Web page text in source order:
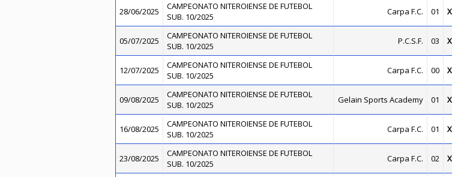
28/06/2025
CAMPEONATO NITEROIENSE DE FUTEBOL
SUB. 10/2025
Carpa F.C. 01 X
05/07/2025
CAMPEONATO NITEROIENSE DE FUTEBOL
SUB. 10/2025
P.C.S.F. 03 X
12/07/2025
CAMPEONATO NITEROIENSE DE FUTEBOL
SUB. 10/2025
Carpa F.C. 00 X
09/08/2025
CAMPEONATO NITEROIENSE DE FUTEBOL
SUB. 10/2025
Gelain Sports Academy 01 X
16/08/2025
CAMPEONATO NITEROIENSE DE FUTEBOL
SUB. 10/2025
Carpa F.C. 01 X
23/08/2025
CAMPEONATO NITEROIENSE DE FUTEBOL
SUB. 10/2025
Carpa F.C. 02 X